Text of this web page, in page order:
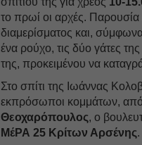
το πρωί οι αρχές. Παρουσία
διαμερίσματος και,
ένα ρούχο, τις δύο γάτες
της, προκειμένου να
Στο σπίτι της Ιωάννας
εκπρόσωποι κομμάτων,
Θεοχαρόπουλος, ο
ΜέΡΑ 25 Κρίτων Αρσένης.